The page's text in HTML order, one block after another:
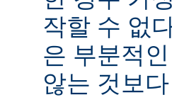
작할 수 없
은 부분적
않는 것보